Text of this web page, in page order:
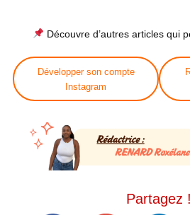
Découvre d’autres articles qui
Développer son compte
Instagram
Partagez !